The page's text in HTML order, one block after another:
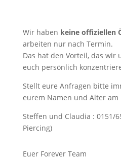
Wir haben keine offiziellen
arbeiten nur nach Termin.
Das hat den Vorteil, das wir
euch persönlich
Stellt eure Anfragen bitte
eurem Namen und Alter am
Steffen und Claudia : 0151/
Piercing)
Euer Forever Team